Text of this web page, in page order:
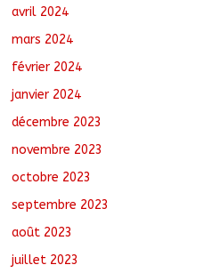
avril 2024
mars 2024
février 2024
janvier 2024
décembre 2023
novembre 2023
octobre 2023
septembre 2023
août 2023
juillet 2023